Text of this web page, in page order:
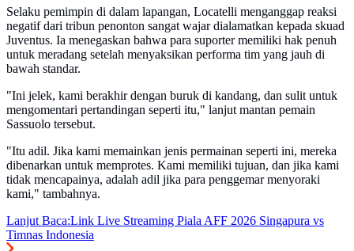
Selaku pemimpin di dalam lapangan, Locatelli menganggap reaksi
negatif dari tribun penonton sangat wajar dialamatkan kepada skuad
Juventus. Ia menegaskan bahwa para suporter memiliki hak penuh
untuk meradang setelah menyaksikan performa tim yang jauh di
bawah standar.
"Ini jelek, kami berakhir dengan buruk di kandang, dan sulit untuk
mengomentari pertandingan seperti itu," lanjut mantan pemain
Sassuolo tersebut.
"Itu adil. Jika kami memainkan jenis permainan seperti ini, mereka
dibenarkan untuk memprotes. Kami memiliki tujuan, dan jika kami
tidak mencapainya, adalah adil jika para penggemar menyoraki
kami," tambahnya.
Lanjut Baca:Link Live Streaming Piala AFF 2026 Singapura vs
Timnas Indonesia